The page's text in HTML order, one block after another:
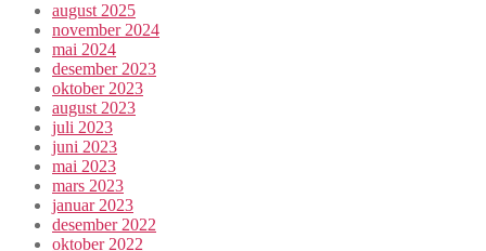
august 2025
november 2024
mai 2024
desember 2023
oktober 2023
august 2023
juli 2023
juni 2023
mai 2023
mars 2023
januar 2023
desember 2022
oktober 2022